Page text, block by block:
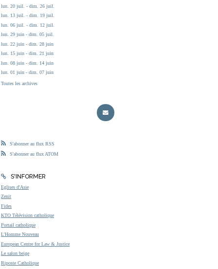
lun. 20 juil. - dim. 26 juil.
lun. 13 juil. - dim. 19 juil.
lun. 06 juil. - dim. 12 juil.
lun. 29 juin - dim. 05 juil.
lun. 22 juin - dim. 28 juin
lun. 15 juin - dim. 21 juin
lun. 08 juin - dim. 14 juin
lun. 01 juin - dim. 07 juin
Toutes les archives
S'abonner au flux RSS
S'abonner au flux ATOM
S'INFORMER
Eglises d'Asie
Zenit
Fides
KTO Télévision catholique
Portail catholique
L'Homme Nouveau
European Centre for Law & Justice
Le salon beige
Riposte Catholique